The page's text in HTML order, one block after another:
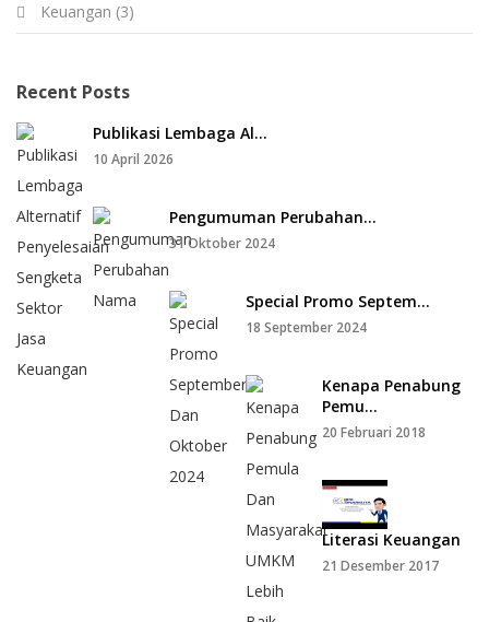
Keuangan (3)
Recent Posts
Publikasi Lembaga Al...
10 April 2026
Pengumuman Perubahan...
31 Oktober 2024
Special Promo Septem...
18 September 2024
Kenapa Penabung
Pemu...
20 Februari 2018
Literasi Keuangan
21 Desember 2017